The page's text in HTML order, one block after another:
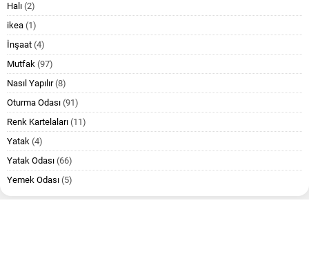
Halı (2)
ikea (1)
İnşaat (4)
Mutfak (97)
Nasıl Yapılır(8)
Oturma Odası (91)
Renk Kartelaları (11)
Yatak (4)
Yatak Odası (66)
Yemek Odası (5)